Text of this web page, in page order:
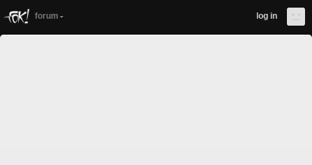
forum log in